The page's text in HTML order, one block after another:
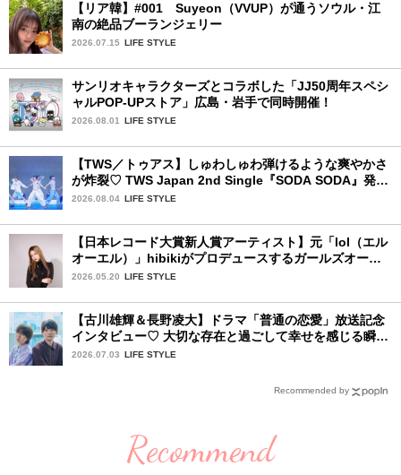
【リア韓】#001 Suyeon（VVUP）が通うソウル・江
南の絶品ブーランジェリー
2026.07.15 LIFE STYLE
サンリオキャラクターズとコラボした「JJ50周年スペシ
ャルPOP-UPストア」広島・岩手で同時開催！
2026.08.01 LIFE STYLE
【TWS／トゥアス】しゅわしゅわ弾けるような爽やかさ
が炸裂♡ TWS Japan 2nd Single『SODA SODA』発売
記念SPECIAL SHOWCASEを詳細レポ
2026.08.04 LIFE STYLE
【日本レコード大賞新人賞アーティスト】元「lol（エル
オーエル）」hibikiがプロデュースするガールズオーデ
ィションが始動！ 応募は5月31日（日）まで
2026.05.20 LIFE STYLE
【古川雄輝＆長野凌大】ドラマ「普通の恋愛」放送記念
インタビュー♡ 大切な存在と過ごして幸せを感じる瞬間
は？
2026.07.03 LIFE STYLE
Recommended by
Recommend